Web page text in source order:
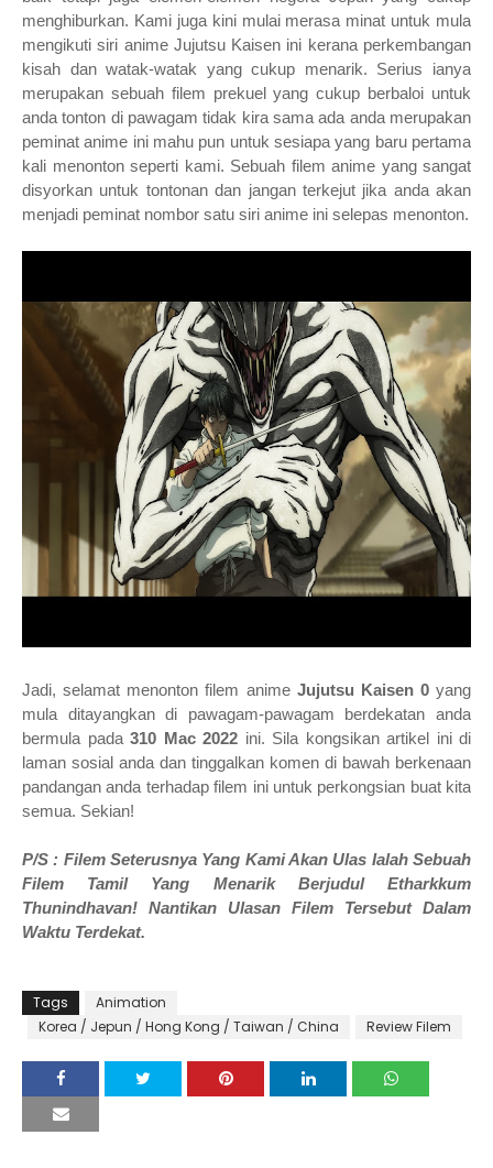
menghiburkan. Kami juga kini mulai merasa minat untuk mula
mengikuti siri anime Jujutsu Kaisen ini kerana perkembangan
kisah dan watak-watak yang cukup menarik. Serius ianya
merupakan sebuah filem prekuel yang cukup berbaloi untuk
anda tonton di pawagam tidak kira sama ada anda merupakan
peminat anime ini mahu pun untuk sesiapa yang baru pertama
kali menonton seperti kami. Sebuah filem anime yang sangat
disyorkan untuk tontonan dan jangan terkejut jika anda akan
menjadi peminat nombor satu siri anime ini selepas menonton.
Jadi, selamat menonton filem anime Jujutsu Kaisen 0yang
mula ditayangkan di pawagam-pawagam berdekatan anda
bermula pada 310 Mac 2022 ini. Sila kongsikan artikel ini di
laman sosial anda dan tinggalkan komen di bawah berkenaan
pandangan anda terhadap filem ini untuk perkongsian buat kita
semua. Sekian!
P/S : Filem Seterusnya Yang Kami Akan Ulas Ialah Sebuah
Filem Tamil Yang Menarik Berjudul Etharkkum
Thunindhavan! Nantikan Ulasan Filem Tersebut Dalam
Waktu Terdekat.
Tags
Animation
Korea / Jepun / Hong Kong / Taiwan / China
Review Filem